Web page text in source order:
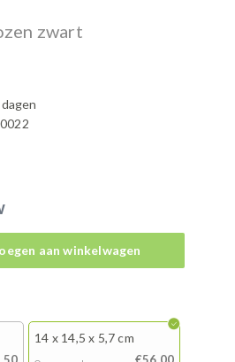
zwart
aan winkelwagen
14 x 14,5 x 5,7 cm